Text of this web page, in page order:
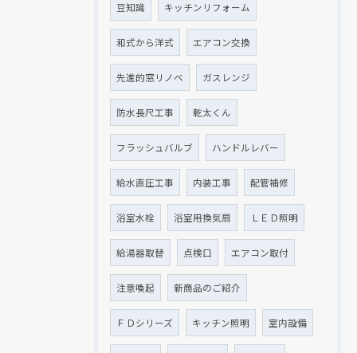
豆知識 キッチンリフォーム
和式から洋式 エアコン交換
先進的窓リノベ ガスレンジ
防水長尺工事 乾太くん
フラッシュバルブ ハンドルレバー
給水直圧工事 内装工事 配管補修
浴室水栓 浴室用換気扇 ＬＥＤ照明
給湯器取替 点検口 エアコン取付
注意喚起 新商品のご紹介
ＦＤシリーズ キッチン照明 室内設備